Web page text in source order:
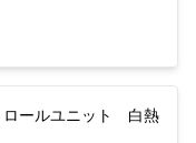
ールユニット 白熱